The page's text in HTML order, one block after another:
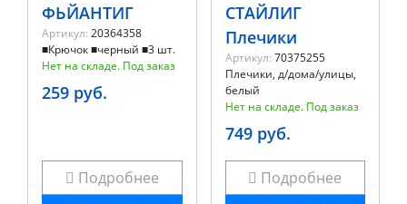
ФЬЙАНТИГ
Артикул: 20364358
■Крючок ■черный ■3 шт.
Нет на складе. Под заказ
259 руб.
Подробнее
СТАЙЛИГ
Плечики
Артикул: 70375255
Плечики, д/дома/улицы,
белый
Нет на складе. Под заказ
749 руб.
Подробнее